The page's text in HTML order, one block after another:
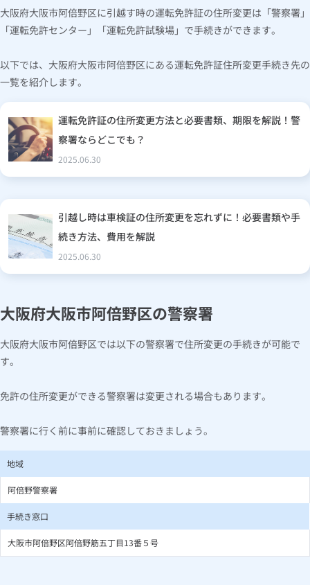
大阪府大阪市阿倍野区に引越す時の運転免許証の住所変更は「警察署」
「運転免許センター」「運転免許試験場」で手続きができます。
以下では、大阪府大阪市阿倍野区にある運転免許証住所変更手続き先の
一覧を紹介します。
運転免許証の住所変更方法と必要書類、期限を解説！警
察署ならどこでも？
2025.06.30
引越し時は車検証の住所変更を忘れずに！必要書類や手
続き方法、費用を解説
2025.06.30
大阪府大阪市阿倍野区の警察署
大阪府大阪市阿倍野区では以下の警察署で住所変更の手続きが可能で
す。
免許の住所変更ができる警察署は変更される場合もあります。
警察署に行く前に事前に確認しておきましょう。
地域
阿倍野警察署
手続き窓口
大阪市阿倍野区阿倍野筋五丁目13番５号